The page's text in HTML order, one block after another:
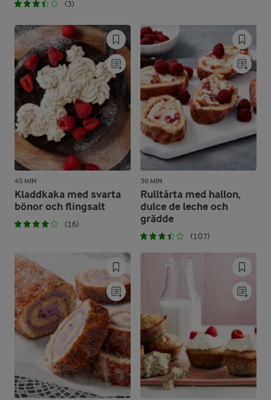
(3)
45 MIN
Kladdkaka med svarta
bönor och flingsalt
(16)
30 MIN
Rulltårta med hallon,
dulce de leche och
grädde
(107)